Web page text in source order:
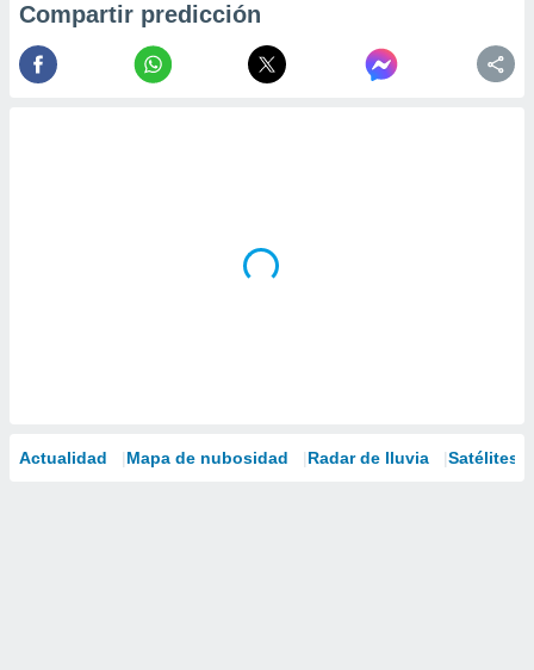
Compartir predicción
Actualidad Mapa de nubosidad Radar de lluvia Satélites